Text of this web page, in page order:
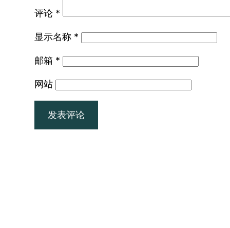
评论 *
显示名称 *
邮箱 *
网站